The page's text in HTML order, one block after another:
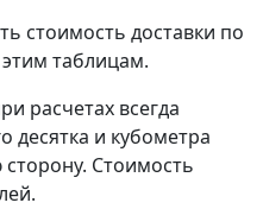
стоимость доставки по
таблицам.
расчетах всегда
десятка и кубометра
Стоимость